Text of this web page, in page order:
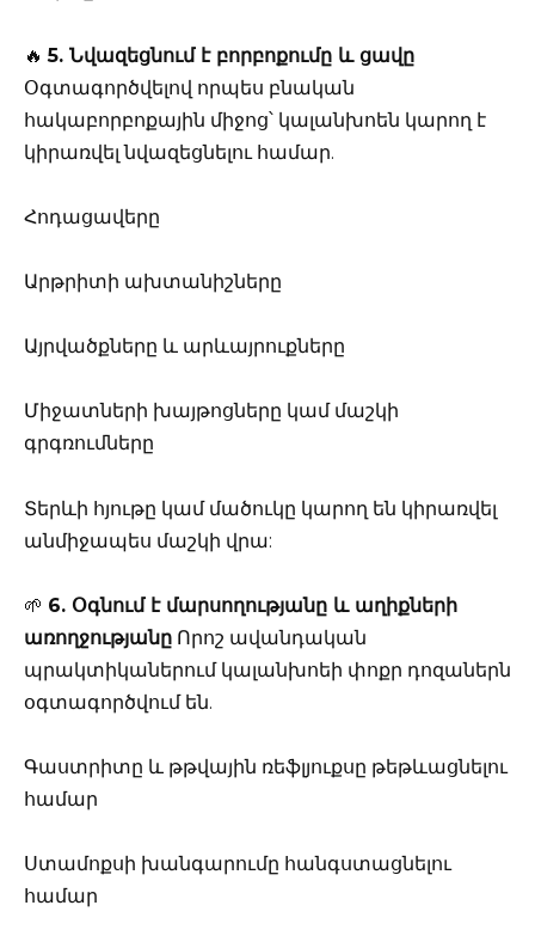
🔥5. Նվազեցնում է բորբոքումը և ցավը
Օգտագործվելով որպես բնական
հակաբորբոքային միջոց՝ կալանխոեն կարող է
կիրառվել նվազեցնելու համար.
Հոդացավերը
Արթրիտի ախտանիշները
Այրվածքները և արևայրուքները
Միջատների խայթոցները կամ մաշկի
գրգռումները
Տերևի հյութը կամ մածուկը կարող են կիրառվել
անմիջապես մաշկի վրա:
🌱 6. Օգնում է մարսողությանը և աղիքների
առողջությանը Որոշ ավանդական
պրակտիկաներում կալանխոեի փոքր դոզաներն
օգտագործվում են.
Գաստրիտը և թթվային ռեֆլյուքսը թեթևացնելու
համար
Ստամոքսի խանգարումը հանգստացնելու
համար